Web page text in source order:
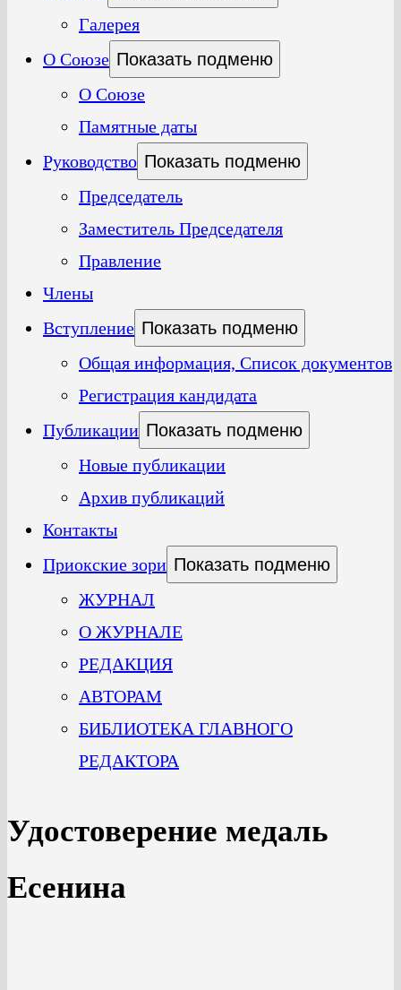
Галерея
О Союзе Показать подменю
О Союзе
Памятные даты
Руководство Показать подменю
Председатель
Заместитель Председателя
Правление
Члены
Вступление Показать подменю
Общая информация, Список документов
Регистрация кандидата
Публикации Показать подменю
Новые публикации
Архив публикаций
Контакты
Приокские зори Показать подменю
ЖУРНАЛ
О ЖУРНАЛЕ
РЕДАКЦИЯ
АВТОРАМ
БИБЛИОТЕКА ГЛАВНОГО
РЕДАКТОРА
Удостоверение медаль
Есенина